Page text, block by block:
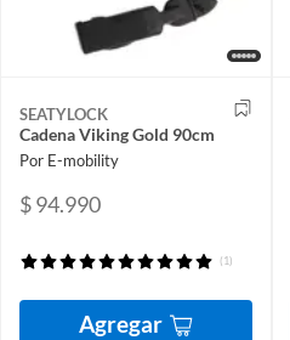
SEATYLOCK
Cadena Viking Gold 90cm
Por E-mobility
$ 94.990
(1)
Agregar